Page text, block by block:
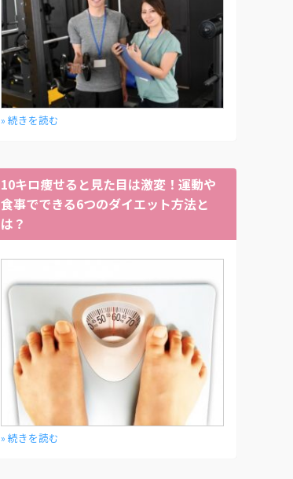
» 続きを読む
10キロ痩せると見た目は激変！運動や
食事でできる6つのダイエット方法と
は？
» 続きを読む